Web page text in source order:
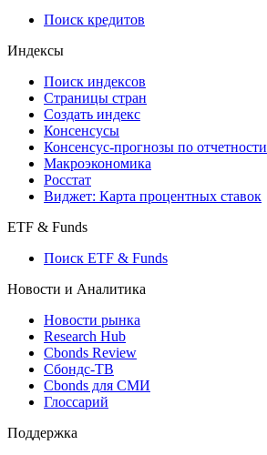
Поиск кредитов
Индексы
Поиск индексов
Страницы стран
Создать индекс
Консенсусы
Консенсус-прогнозы по отчетности
Макроэкономика
Росстат
Виджет: Карта процентных ставок
ETF & Funds
Поиск ETF & Funds
Новости и Аналитика
Новости рынка
Research Hub
Cbonds Review
Сбондс-ТВ
Cbonds для СМИ
Глоссарий
Поддержка